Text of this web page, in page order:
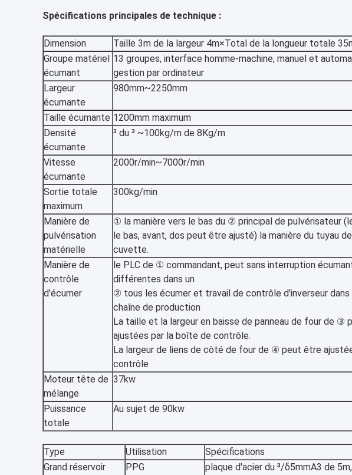
Spécifications principales de technique :
Dimension
Taille 3m de la largeur 4m×Total de la longueur totale
Groupe matériel
écumant
13 groupes, interface homme-machine, manuel et
gestion par ordinateur
Largeur
écumante
980mm~2250mm
Taille écumante 1200mm maximum
Densité
écumante
³ du ³ ~100kg/m de 8Kg/m
Vitesse
écumante
2000r/min~7000r/min
Sortie totale
maximum
300kg/min
Manière de
pulvérisation
matérielle
① la manière vers le bas du ② principal de pulvérisateur
le bas, avant, dos peut être ajusté) la manière du tuyau
cuvette.
Manière de
contrôle
d'écumer
le PLC de ① commandant, peut sans interruption
différentes dans un
② tous les écumer et travail de contrôle d'inverseur dans
chaîne de production
La taille et la largeur en baisse de panneau de four de ③
ajustées par la boîte de contrôle.
La largeur de liens de côté de four de ④ peut être
contrôle
Moteur tête de
mélange
37kw
Puissance
totale
Au sujet de 90kw
Type Utilisation Spécifications
Grand réservoir
PPG plaque d'acier du ³/δ5mmA3 de